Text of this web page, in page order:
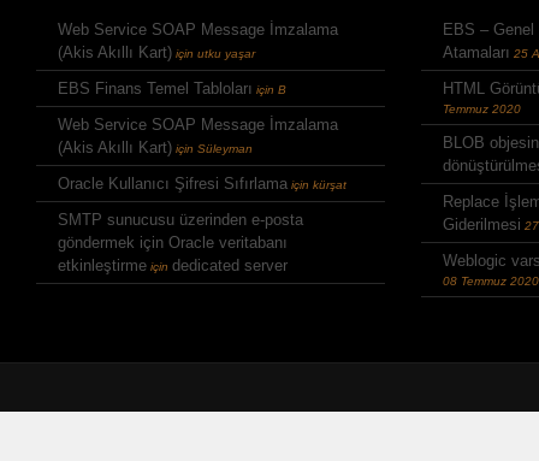
Web Service SOAP Message İmzalama
(Akis Akıllı Kart) için utku yaşar
EBS Finans Temel Tabloları için B
Web Service SOAP Message İmzalama
(Akis Akıllı Kart) için Süleyman
Oracle Kullanıcı Şifresi Sıfırlama için kürşat
SMTP sunucusu üzerinden e-posta
göndermek için Oracle veritabanı
etkinleştirme için dedicated server
EBS – Genel
Atamaları 25
HTML
Temmuz 2020
BLOB
Replace
Giderilmesi
Weblogic
08 Temmuz 2020